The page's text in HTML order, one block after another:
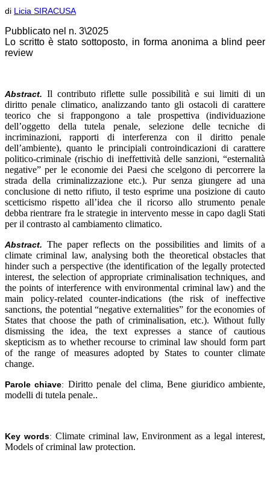
di Licia SIRACUSA
Pubblicato nel n. 3\2025
Lo scritto è stato sottoposto, in forma anonima a blind peer
review
Abstract. Il contributo riflette sulle possibilità e sui limiti di un
diritto penale climatico, analizzando tanto gli ostacoli di carattere
teorico che si frappongono a tale prospettiva (individuazione
dell’oggetto della tutela penale, selezione delle tecniche di
incriminazioni, rapporti di interferenza con il diritto penale
dell’ambiente), quanto le principiali controindicazioni di carattere
politico-criminale (rischio di ineffettività delle sanzioni, “esternalità
negative” per le economie dei Paesi che scelgono di percorrere la
strada della criminalizzazione etc.). Pur senza giungere ad una
conclusione di netto rifiuto, il testo esprime una posizione di cauto
scetticismo rispetto all’idea che il ricorso allo strumento penale
debba rientrare fra le strategie in intervento messe in capo dagli Stati
per il contrasto al cambiamento climatico.
Abstract. The paper reflects on the possibilities and limits of a
climate criminal law, analysing both the theoretical obstacles that
hinder such a perspective (the identification of the legally protected
interest, the selection of appropriate criminalisation techniques, and
the points of interference with environmental criminal law) and the
main policy-related counter-indications (the risk of ineffective
sanctions, the potential “negative externalities” for the economies of
States that choose the path of criminalisation, etc.). Without fully
dismissing the idea, the text expresses a stance of cautious
skepticism as to whether recourse to criminal law should form part
of the range of measures adopted by States to counter climate
change.
Parole chiave: Diritto penale del clima, Bene giuridico ambiente,
modelli di tutela penale..
Key words: Climate criminal law, Environment as a legal interest,
Models of criminal law protection.